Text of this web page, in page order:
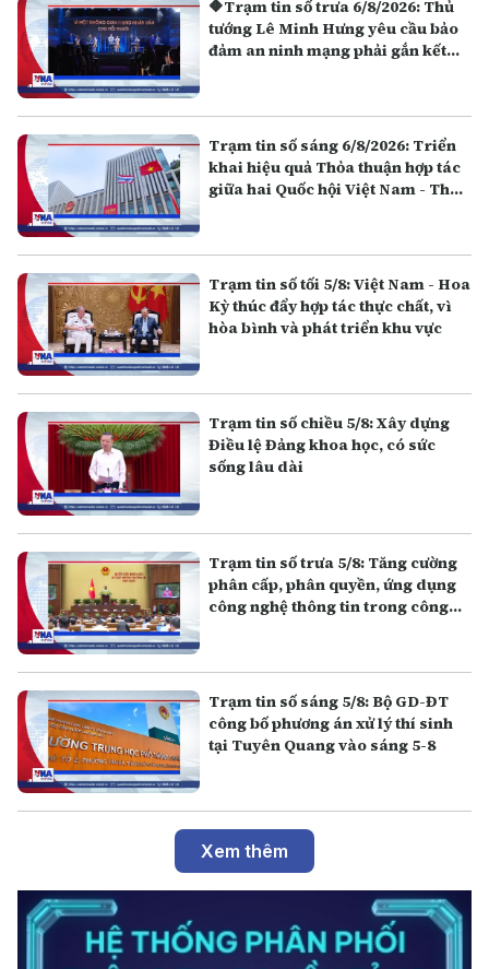
🔶Trạm tin số trưa 6/8/2026: Thủ
tướng Lê Minh Hưng yêu cầu bảo
đảm an ninh mạng phải gắn kết
Trạm tin số sáng 6/8/2026: Triển
khai hiệu quả Thỏa thuận hợp tác
giữa hai Quốc hội Việt Nam - Thái
Trạm tin số tối 5/8: Việt Nam - Hoa
Kỳ thúc đẩy hợp tác thực chất, vì
hòa bình và phát triển khu vực
Trạm tin số chiều 5/8: Xây dựng
Điều lệ Đảng khoa học, có sức
sống lâu dài
Trạm tin số trưa 5/8: Tăng cường
phân cấp, phân quyền, ứng dụng
công nghệ thông tin trong công
Trạm tin số sáng 5/8: Bộ GD-ĐT
công bố phương án xử lý thí sinh
tại Tuyên Quang vào sáng 5-8
Xem thêm